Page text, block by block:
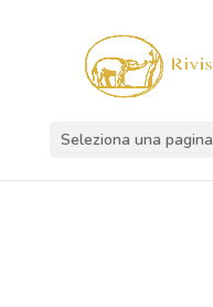
Seleziona una pagina